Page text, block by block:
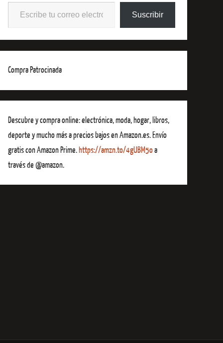
Suscribir
Compra Patrocinada
Descubre y compra online: electrónica, moda, hogar, libros,
deporte y mucho más a precios bajos en Amazon.es. Envío
gratis con Amazon Prime.https://amzn.to/4gUBM5oa
través de @amazon.